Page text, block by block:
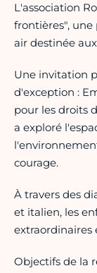
L'association
frontières",
air destinée
Une invitation
d'exception :
pour les droits
a exploré
courage.
À travers des
et italien, les
extraordinaires
Objectifs de la